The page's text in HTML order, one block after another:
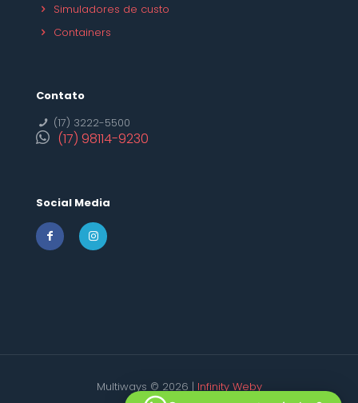
Simuladores de custo
Containers
Contato
(17) 3222-5500
(17) 98114-9230
Social Media
Multiways © 2026 | Infinity Weby